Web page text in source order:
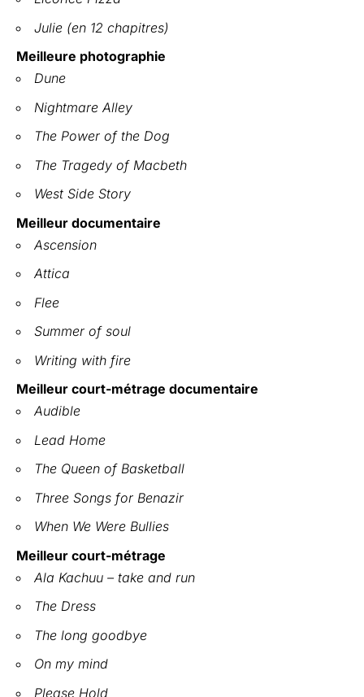
Julie (en 12 chapitres)
Meilleure photographie
Dune
Nightmare Alley
The Power of the Dog
The Tragedy of Macbeth
West Side Story
Meilleur documentaire
Ascension
Attica
Flee
Summer of soul
Writing with fire
Meilleur court-métrage documentaire
Audible
Lead Home
The Queen of Basketball
Three Songs for Benazir
When We Were Bullies
Meilleur court-métrage
Ala Kachuu – take and run
The Dress
The long goodbye
On my mind
Please Hold